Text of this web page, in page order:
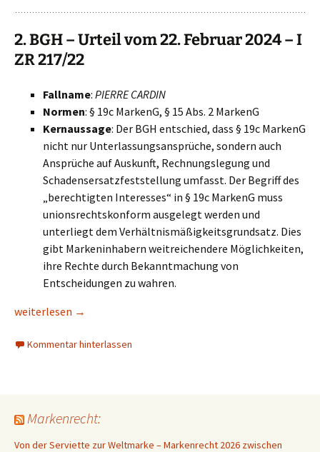
2. BGH – Urteil vom 22. Februar 2024 – I
ZR 217/22
Fallname: PIERRE CARDIN
Normen: § 19c MarkenG, § 15 Abs. 2 MarkenG
Kernaussage: Der BGH entschied, dass § 19c MarkenG
nicht nur Unterlassungsansprüche, sondern auch
Ansprüche auf Auskunft, Rechnungslegung und
Schadensersatzfeststellung umfasst. Der Begriff des
„berechtigten Interesses“ in § 19c MarkenG muss
unionsrechtskonform ausgelegt werden und
unterliegt dem Verhältnismäßigkeitsgrundsatz. Dies
gibt Markeninhabern weitreichendere Möglichkeiten,
ihre Rechte durch Bekanntmachung von
Entscheidungen zu wahren.
Bedeutende Entscheidungen zum Markenrecht aus 2024
weiterlesen →
Kommentar hinterlassen
Markenrecht:
Von der Serviette zur Weltmarke – Markenrecht 2026 zwischen